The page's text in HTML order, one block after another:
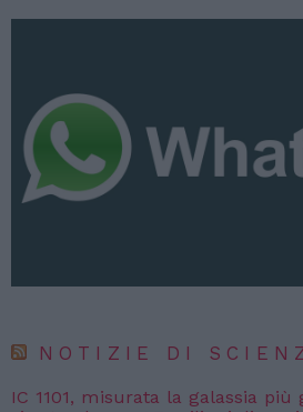
NOTIZIE DI
IC 1101, misurata la galassia